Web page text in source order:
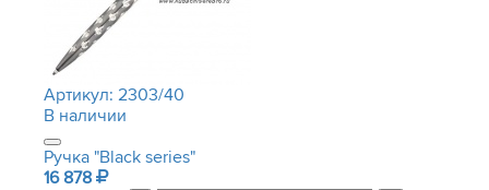
Артикул: 2303/40
В наличии
Ручка "Black series"
16 878